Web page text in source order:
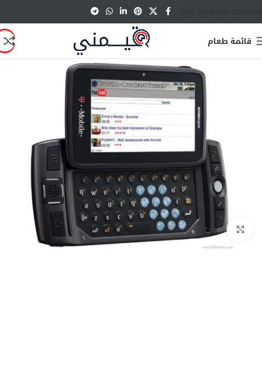
قائمة طعام
انقر للتكبير